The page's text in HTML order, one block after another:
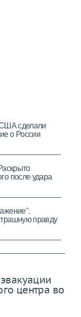
центра во